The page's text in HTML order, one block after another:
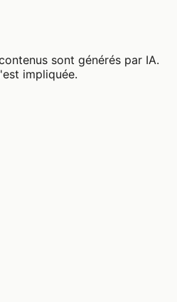
sont générés par IA.
impliquée.